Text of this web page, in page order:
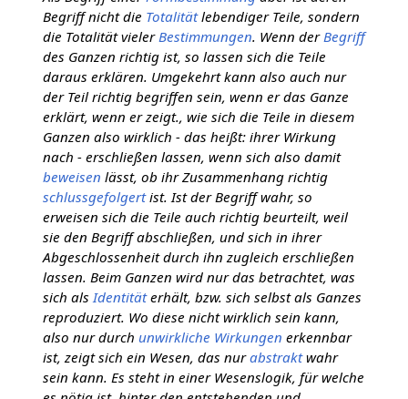
Begriff nicht die Totalitätlebendiger Teile, sondern
die Totalität vieler Bestimmungen. Wenn der Begriff
des Ganzen richtig ist, so lassen sich die Teile
daraus erklären. Umgekehrt kann also auch nur
der Teil richtig begriffen sein, wenn er das Ganze
erklärt, wenn er zeigt., wie sich die Teile in diesem
Ganzen also wirklich - das heißt: ihrer Wirkung
nach - erschließen lassen, wenn sich also damit
beweisen lässt, ob ihr Zusammenhang richtig
schlussgefolgertist. Ist der Begriff wahr, so
erweisen sich die Teile auch richtig beurteilt, weil
sie den Begriff abschließen, und sich in ihrer
Abgeschlossenheit durch ihn zugleich erschließen
lassen. Beim Ganzen wird nur das betrachtet, was
sich als Identitäterhält, bzw. sich selbst als Ganzes
reproduziert. Wo diese nicht wirklich sein kann,
also nur durch unwirkliche Wirkungen erkennbar
ist, zeigt sich ein Wesen, das nurabstraktwahr
sein kann. Es steht in einer Wesenslogik, für welche